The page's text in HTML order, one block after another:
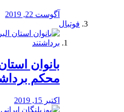
آگوست 22, 2019
فوتبال
بانوان
محكم
اکتبر 15, 2019